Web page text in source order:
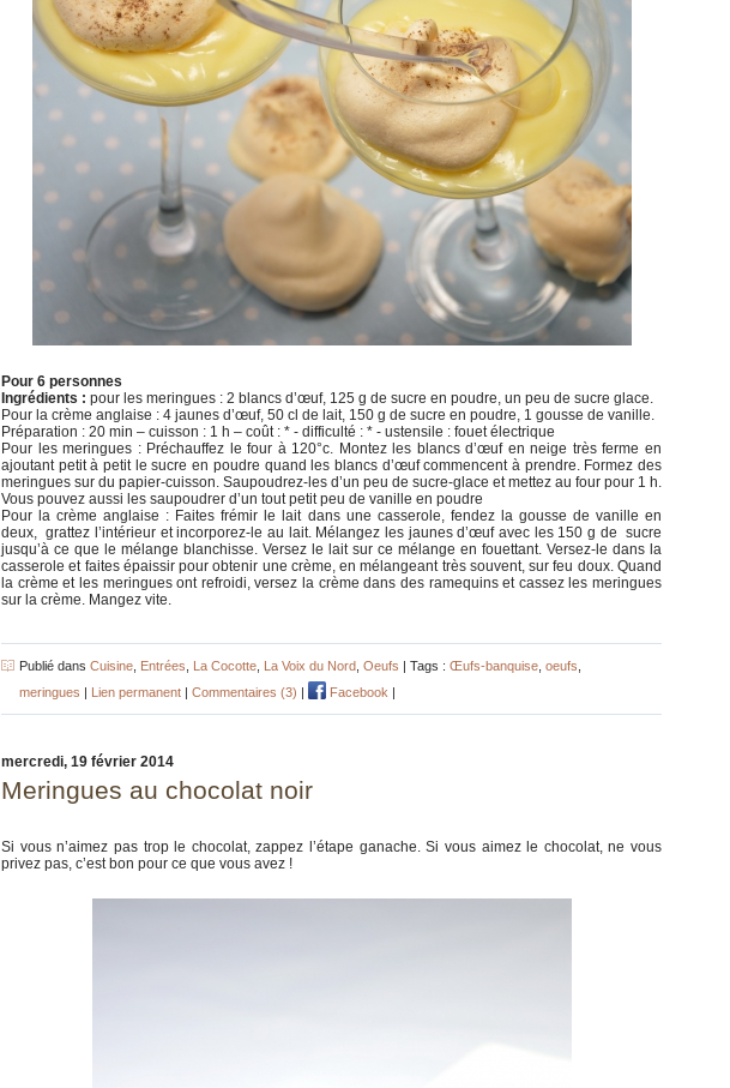
Pour 6 personnes
Ingrédients : pour les meringues : 2 blancs d’œuf, 125 g de sucre en poudre, un peu de sucre glace.
Pour la crème anglaise : 4 jaunes d’œuf, 50 cl de lait, 150 g de sucre en poudre, 1 gousse de vanille.
Préparation : 20 min – cuisson : 1 h – coût : * - difficulté : * - ustensile : fouet électrique
Pour les meringues : Préchauffez le four à 120°c. Montez les blancs d’œuf en neige très ferme en
ajoutant petit à petit le sucre en poudre quand les blancs d’œuf commencent à prendre. Formez des
meringues sur du papier-cuisson. Saupoudrez-les d’un peu de sucre-glace et mettez au four pour 1 h.
Vous pouvez aussi les saupoudrer d’un tout petit peu de vanille en poudre
Pour la crème anglaise : Faites frémir le lait dans une casserole, fendez la gousse de vanille en
deux, grattez l’intérieur et incorporez-le au lait. Mélangez les jaunes d’œuf avec les 150 g de sucre
jusqu’à ce que le mélange blanchisse. Versez le lait sur ce mélange en fouettant. Versez-le dans la
casserole et faites épaissir pour obtenir une crème, en mélangeant très souvent, sur feu doux. Quand
la crème et les meringues ont refroidi, versez la crème dans des ramequins et cassez les meringues
sur la crème. Mangez vite.
Publié dans Cuisine Entrées La Cocotte La Voix du Nord Oeufs | Tags : Œufs-banquise oeufs
meringues | Lien permanent | Commentaires (3) | Facebook |
mercredi, 19 février 2014
Meringues au chocolat noir
Si vous n’aimez pas trop le chocolat, zappez l’étape ganache. Si vous aimez le chocolat, ne vous
privez pas, c’est bon pour ce que vous avez !